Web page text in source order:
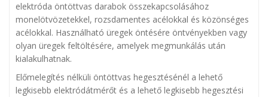
elektróda öntöttvas darabok összekapcsolásához
monelötvözetekkel, rozsdamentes acélokkal és közönséges
acélokkal. Használható üregek öntésére öntvényekben vagy
olyan üregek feltöltésére, amelyek megmunkálás után
kialakulhatnak.
Előmelegítés nélküli öntöttvas hegesztésénél a lehető
legkisebb elektródátmérőt és a lehető legkisebb hegesztési